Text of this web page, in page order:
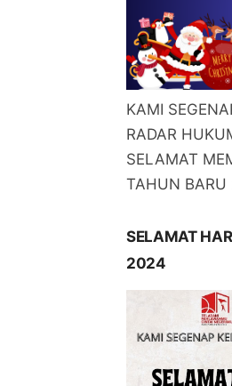
KAMI
RADAR
SELAMAT
TAHUN BARU
SELAMAT
2024